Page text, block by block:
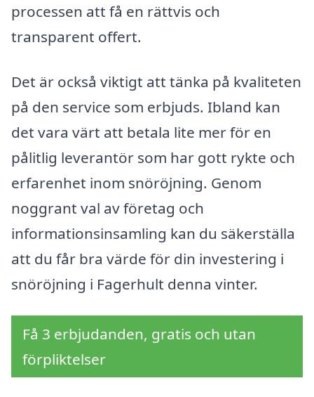
processen att få en rättvis och
transparent offert.
Det är också viktigt att tänka på kvaliteten
på den service som erbjuds. Ibland kan
det vara värt att betala lite mer för en
pålitlig leverantör som har gott rykte och
erfarenhet inom snöröjning. Genom
noggrant val av företag och
informationsinsamling kan du säkerställa
att du får bra värde för din investering i
snöröjning i Fagerhult denna vinter.
Få 3 erbjudanden, gratis och utan
förpliktelser